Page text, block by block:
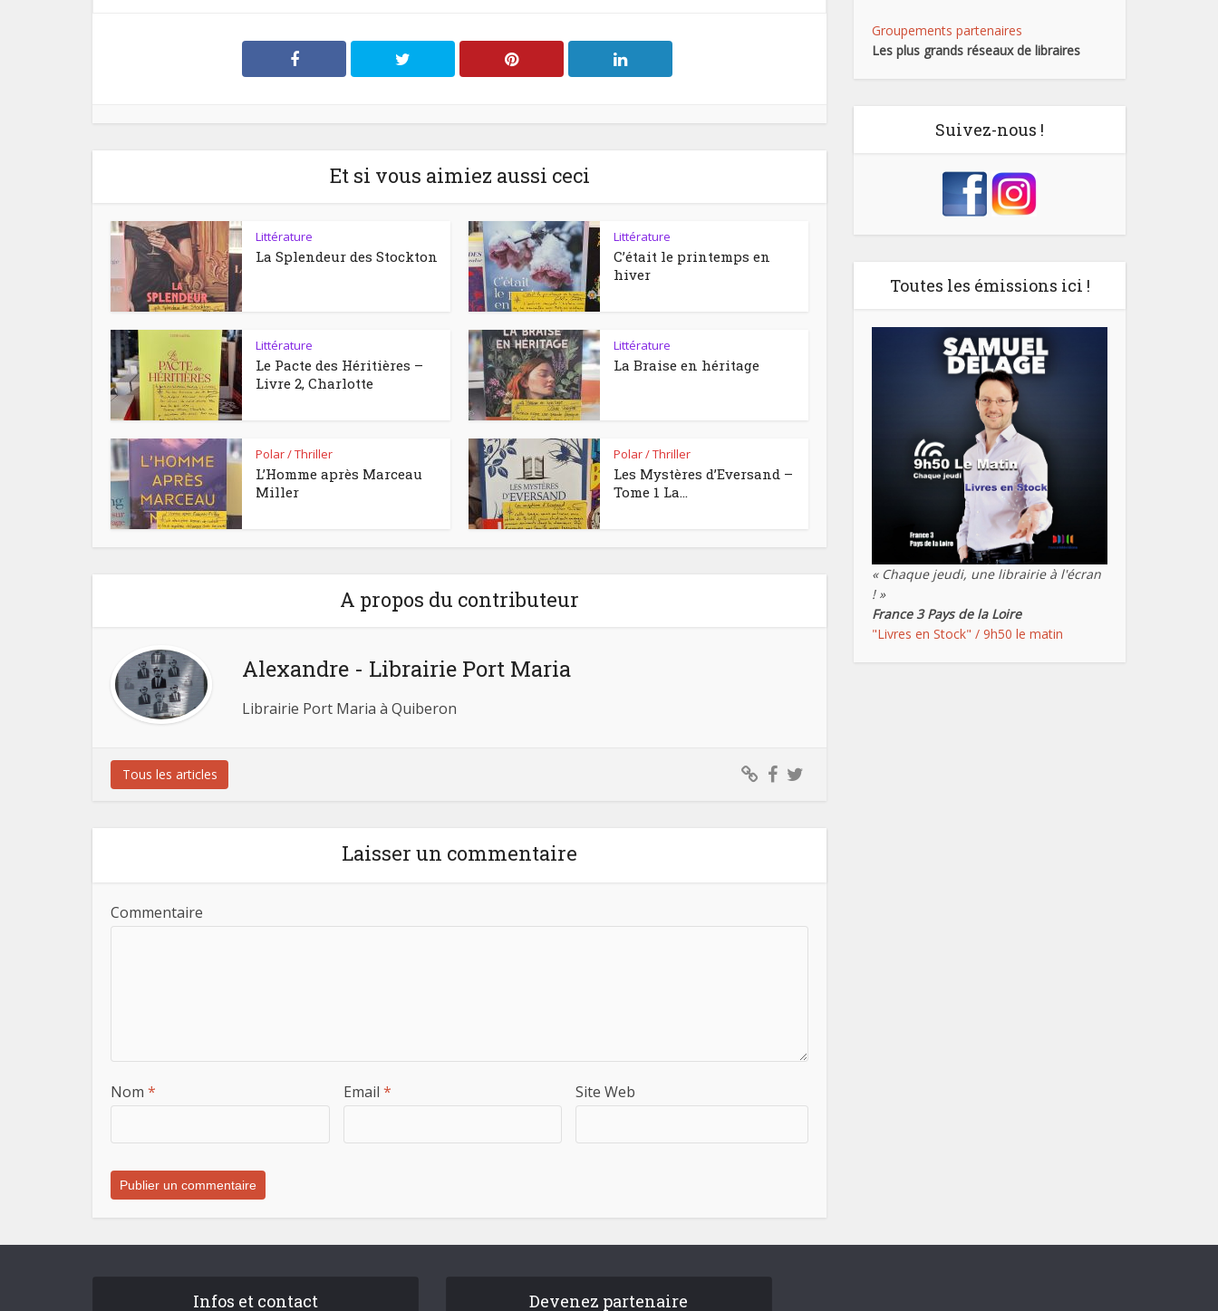
Et si vous aimiez aussi ceci
Littérature
La Splendeur des Stockton
Littérature
C’était le printemps en
hiver
Littérature
Le Pacte des Héritières –
Livre 2, Charlotte
Littérature
La Braise en héritage
Polar / Thriller
L’Homme après Marceau
Miller
Polar / Thriller
Les Mystères d’Eversand –
Tome 1 La...
A propos du contributeur
Alexandre - Librairie Port Maria
Librairie Port Maria à Quiberon
Tous les articles
Laisser un commentaire
Commentaire
Nom * Email * Site Web
Groupements partenaires
Les plus grands réseaux de libraires
Suivez-nous !
Toutes les émissions ici !
« Chaque jeudi, une librairie à l'écran
! »
France 3 Pays de la Loire
"Livres en Stock" / 9h50 le matin
Infos et contact Devenez partenaire